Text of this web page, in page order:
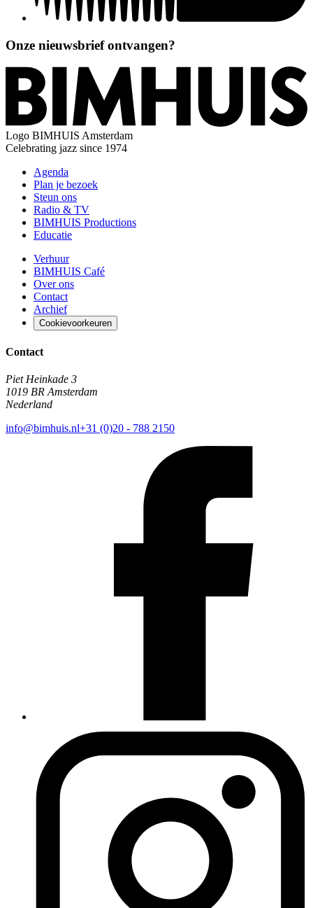
Onze nieuwsbrief ontvangen?
Logo BIMHUIS Amsterdam
Celebrating jazz since 1974
Agenda
Plan je bezoek
Steun ons
Radio & TV
BIMHUIS Productions
Educatie
Verhuur
BIMHUIS Café
Over ons
Contact
Archief
Cookievoorkeuren
Contact
Piet Heinkade 3
1019 BR Amsterdam
Nederland
info@bimhuis.nl+31 (0)20 - 788 2150